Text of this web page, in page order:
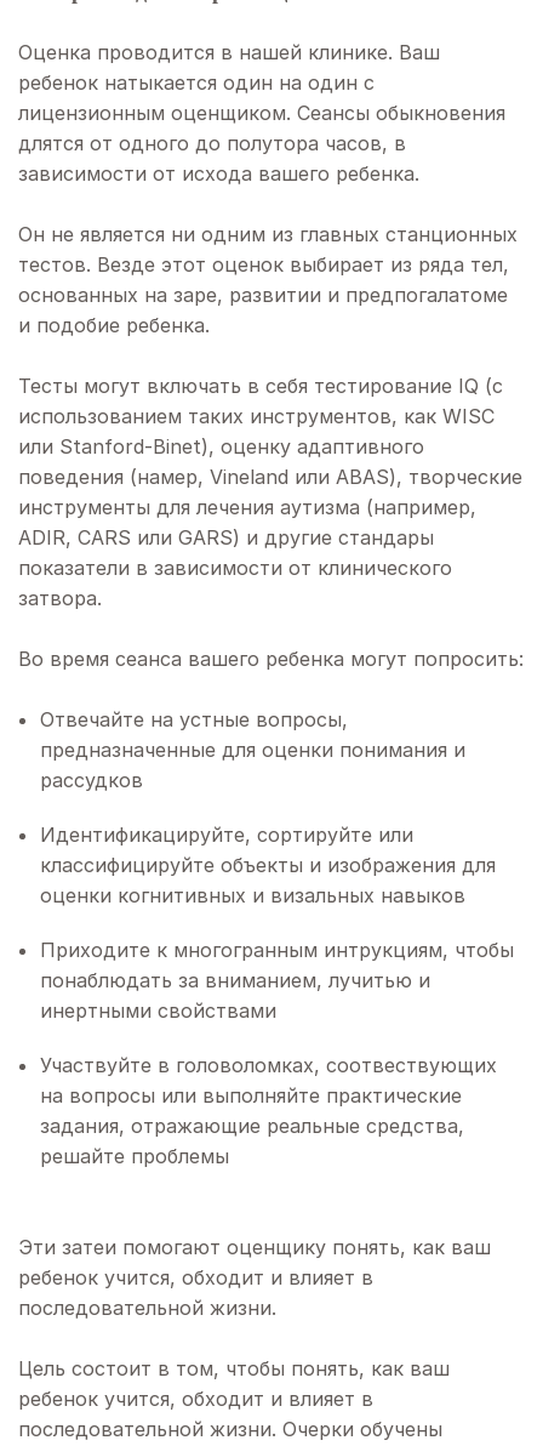
Оценка проводится в нашей клинике. Ваш
ребенок натыкается один на один с
лицензионным оценщиком. Сеансы обыкновения
длятся от одного до полутора часов, в
зависимости от исхода вашего ребенка.
Он не является ни одним из главных станционных
тестов. Везде этот оценок выбирает из ряда тел,
основанных на заре, развитии и предпогалатоме
и подобие ребенка.
Тесты могут включать в себя тестирование IQ (с
использованием таких инструментов, как WISC
или Stanford-Binet), оценку адаптивного
поведения (намер, Vineland или ABAS), творческие
инструменты для лечения аутизма (например,
ADIR, CARS или GARS) и другие стандары
показатели в зависимости от клинического
затвора.
Во время сеанса вашего ребенка могут попросить:
Отвечайте на устные вопросы,
предназначенные для оценки понимания и
рассудков
Идентификацируйте, сортируйте или
классифицируйте объекты и изображения для
оценки когнитивных и визальных навыков
Приходите к многогранным интрукциям, чтобы
понаблюдать за вниманием, лучитью и
инертными свойствами
Участвуйте в головоломках, соотвествующих
на вопросы или выполняйте практические
задания, отражающие реальные средства,
решайте проблемы
Эти затеи помогают оценщику понять, как ваш
ребенок учится, обходит и влияет в
последовательной жизни.
Цель состоит в том, чтобы понять, как ваш
ребенок учится, обходит и влияет в
последовательной жизни. Очерки обучены